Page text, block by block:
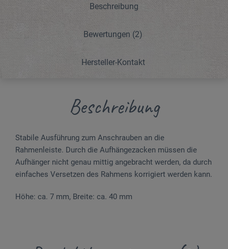
Beschreibung
Bewertungen (2)
Hersteller-Kontakt
Beschreibung
Stabile Ausführung zum Anschrauben an die
Rahmenleiste. Durch die Aufhängezacken müssen die
Aufhänger nicht genau mittig angebracht werden, da durch
einfaches Versetzen des Rahmens korrigiert werden kann.
Höhe: ca. 7 mm, Breite: ca. 40 mm